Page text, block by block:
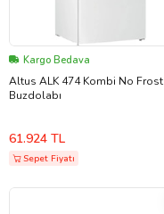
Kargo Bedava
Altus ALK 474 Kombi No Frost
Buzdolabı
61.924 TL
Sepet Fiyatı